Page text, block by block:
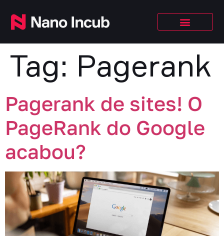
Tag: Pagerank
Pagerank de sites! O
PageRank do Google
acabou?